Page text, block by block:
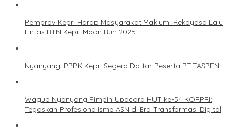
Pemprov Kepri Harap Masyarakat Maklumi Rekayasa Lalu
Lintas BTN Kepri Moon Run 2025
Nyanyang: PPPK Kepri Segera Daftar Peserta PT.TASPEN
Wagub Nyanyang Pimpin Upacara HUT ke-54 KORPRI:
Tegaskan Profesionalisme ASN di Era Transformasi Digital